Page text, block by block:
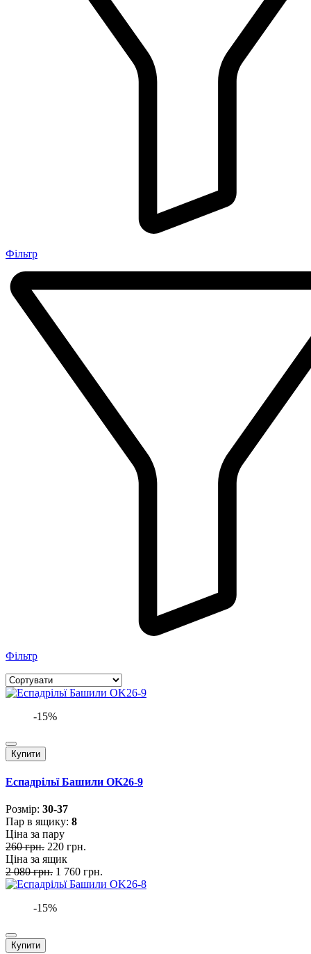
Фільтр
Фільтр
-15%
Купити
Еспадрільї Башили OK26-9
Розмiр: 30-37
Пар в ящику: 8
Ціна за пару
260 грн. 220 грн.
Ціна за ящик
2 080 грн. 1 760 грн.
-15%
Купити